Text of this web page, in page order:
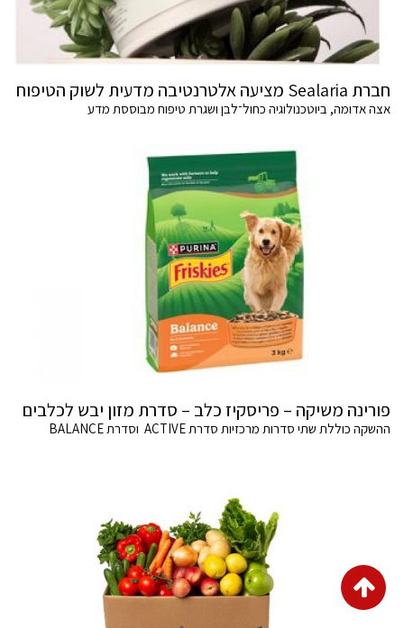
חברת Sealaria מציעה אלטרנטיבה מדעית לשוק הטיפוח
אצה אדומה, ביוטכנולוגיה כחול־לבן ושגרת טיפוח מבוססת מדע
פורינה משיקה – פריסקיז כלב – סדרת מזון יבש לכלבים
ההשקה כוללת שתי סדרות מרכזיות סדרת ACTIVE וסדרת BALANCE
גלילה
לראש